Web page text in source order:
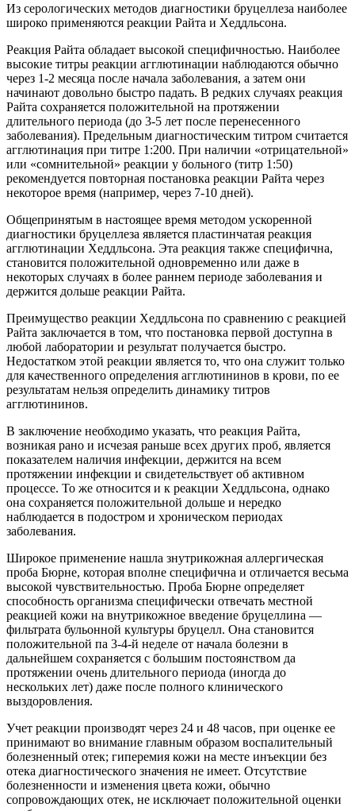
Из серологических методов диагностики бруцеллеза наиболее
широко применяются реакции Райта и Хеддльсона.
Реакция Райта обладает высокой специфичностью. Наиболее
высокие титры реакции агглютинации наблюдаются обычно
через 1-2 месяца после начала заболевания, а затем они
начинают довольно быстро падать. В редких случаях реакция
Райта сохраняется положительной на протяжении
длительного периода (до 3-5 лет после перенесенного
заболевания). Предельным диагностическим титром считается
агглютинация при титре 1:200. При наличии «отрицательной»
или «сомнительной» реакции у больного (титр 1:50)
рекомендуется повторная постановка реакции Райта через
некоторое время (например, через 7-10 дней).
Общепринятым в настоящее время методом ускоренной
диагностики бруцеллеза является пластинчатая реакция
агглютинации Хеддльсона. Эта реакция также специфична,
становится положительной одновременно или даже в
некоторых случаях в более раннем периоде заболевания и
держится дольше реакции Райта.
Преимущество реакции Хеддльсона по сравнению с реакцией
Райта заключается в том, что постановка первой доступна в
любой лаборатории и результат получается быстро.
Недостатком этой реакции является то, что она служит только
для качественного определения агглютининов в крови, по ее
результатам нельзя определить динамику титров
агглютининов.
В заключение необходимо указать, что реакция Райта,
возникая рано и исчезая раньше всех других проб, является
показателем наличия инфекции, держится на всем
протяжении инфекции и свидетельствует об активном
процессе. То же относится и к реакции Хеддльсона, однако
она сохраняется положительной дольше и нередко
наблюдается в подостром и хроническом периодах
заболевания.
Широкое применение нашла знутрикожная аллергическая
проба Бюрне, которая вполне специфична и отличается весьма
высокой чувствительностью. Проба Бюрне определяет
способность организма специфически отвечать местной
реакцией кожи на внутрикожное введение бруцеллина —
фильтрата бульонной культуры бруцелл. Она становится
положительной па 3-4-й неделе от начала болезни в
дальнейшем сохраняется с большим постоянством да
протяжении очень длительного периода (иногда до
нескольких лет) даже после полного клинического
выздоровления.
Учет реакции производят через 24 и 48 часов, при оценке ее
принимают во внимание главным образом воспалительный
болезненный отек; гиперемия кожи на месте инъекции без
отека диагностического значения не имеет. Отсутствие
болезненности и изменения цвета кожи, обычно
сопровождающих отек, не исключает положительной оценки